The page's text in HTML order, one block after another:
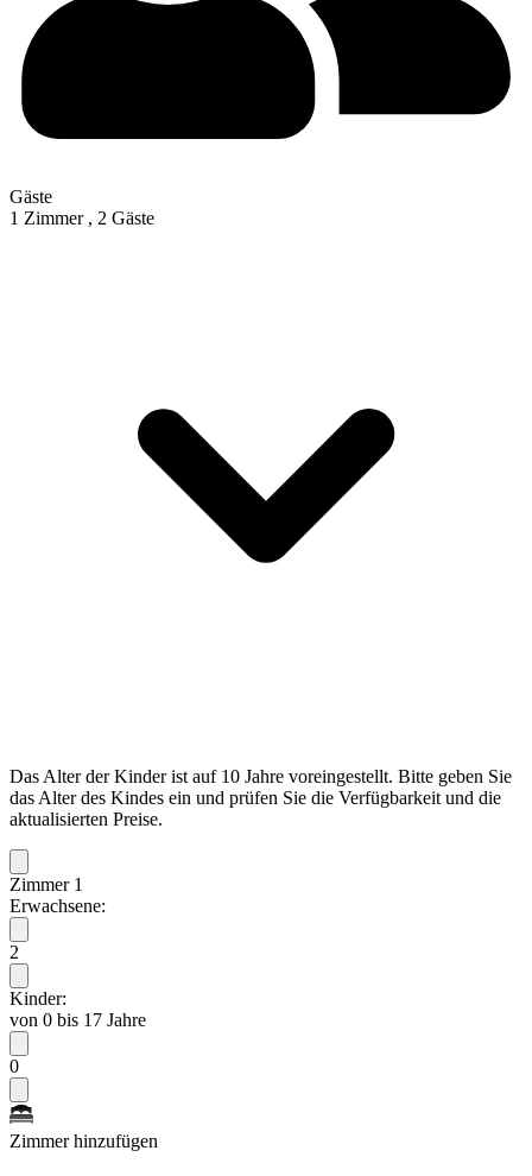
Gäste
1 Zimmer , 2 Gäste
Das Alter der Kinder ist auf 10 Jahre voreingestellt. Bitte geben Sie
das Alter des Kindes ein und prüfen Sie die Verfügbarkeit und die
aktualisierten Preise.
Zimmer 1
Erwachsene:
2
Kinder:
von 0 bis 17 Jahre
0
Zimmer hinzufügen